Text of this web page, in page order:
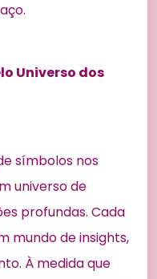
Universo dos
símbolos nos
universo de
profundas. Cada
mundo de insights,
À medida que